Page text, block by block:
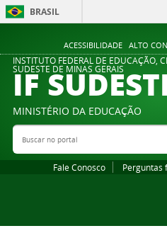
ACESSIBILIDADE ALTO
BRASIL
INSTITUTO FEDERAL DE EDUCAÇÃO,
SUDESTE DE MINAS GERAIS
IF
MINISTÉRIO DA EDUCAÇÃO
Buscar no portal
Fale Conosco Perguntas